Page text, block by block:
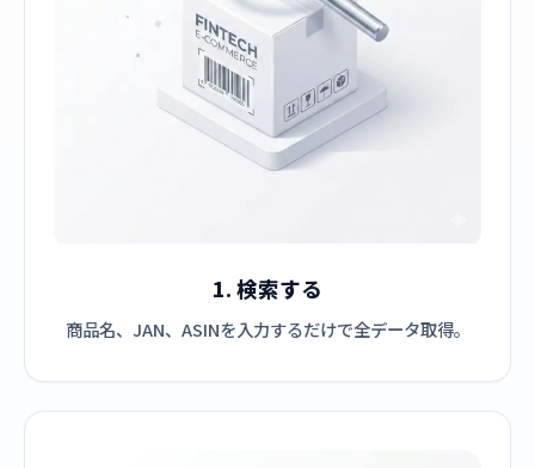
1. 検索する
商品名、JAN、ASINを入力するだけで全データ取得。